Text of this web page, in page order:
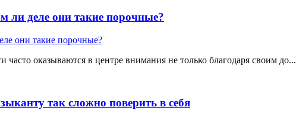
ли деле они такие порочные?
часто оказываются в центре внимания не только благодаря своим до...
так сложно поверить в себя